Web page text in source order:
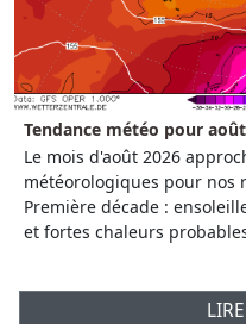
Tendance météo pour
Le mois d'août 2026
météorologiques pour nos
Première décade :
et fortes chaleurs